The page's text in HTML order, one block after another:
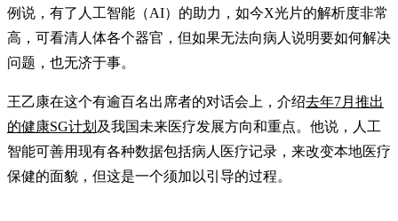
例说，有了人工智能（AI）的助力，如今X光片的解析度非常
高，可看清人体各个器官，但如果无法向病人说明要如何解决
问题，也无济于事。
王乙康在这个有逾百名出席者的对话会上，介绍去年7月推出
的健康SG计划 及我国未来医疗发展方向和重点。他说，人工
智能可善用现有各种数据包括病人医疗记录，来改变本地医疗
保健的面貌，但这是一个须加以引导的过程。